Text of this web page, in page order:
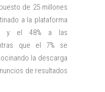
de 25 millones
a la plataforma
y el 48% a las
que el 7% se
la descarga
de resultados